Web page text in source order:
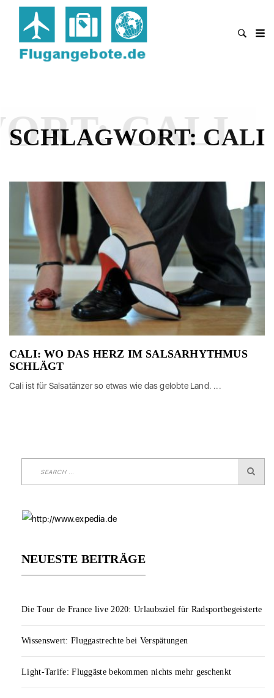
SCHLAGWORT:CALI
CALI
CALI: WO DAS HERZ IM SALSARHYTHMUS
SCHLÄGT
Cali ist für Salsatänzer so etwas wie das gelobte Land. ...
NEUESTE BEITRÄGE
Die Tour de France live 2020: Urlaubsziel für Radsportbegeisterte
Wissenswert: Fluggastrechte bei Verspätungen
Light-Tarife: Fluggäste bekommen nichts mehr geschenkt